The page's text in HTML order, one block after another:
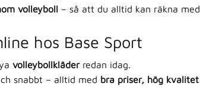
volleyboll – så att du alltid kan räkna
hos Base Sport
volleybollkläderredan idag.
snabbt – alltid med bra priser, hög